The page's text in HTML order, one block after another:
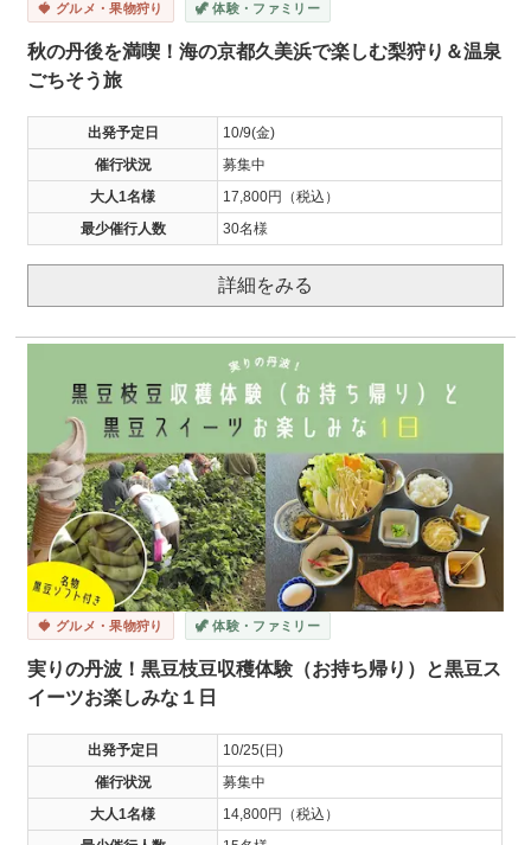
🍓 グルメ・果物狩り 🦖 体験・ファミリー
秋の丹後を満喫！海の京都久美浜で楽しむ梨狩り＆温泉
ごちそう旅
出発予定日
10/9(金)
催行状況
募集中
大人1名様
17,800円（税込）
最少催行人数
30名様
詳細をみる
🍓 グルメ・果物狩り 🦖 体験・ファミリー
実りの丹波！黒豆枝豆収穫体験（お持ち帰り）と黒豆ス
イーツお楽しみな１日
出発予定日
10/25(日)
催行状況
募集中
大人1名様
14,800円（税込）